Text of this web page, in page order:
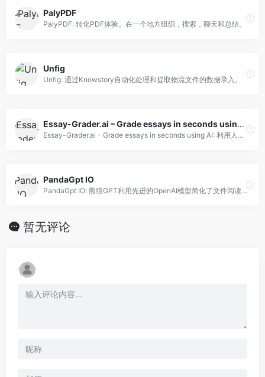
PalyPDF
PalyPDF: 转化PDF体验。在一个地方组织，搜索，聊天和总结。
Unfig
Unfig: 通过Knowstory自动化处理和提取物流文件的数据录入。
Essay-Grader.ai – Grade essays in seconds using AI
Essay-Grader.ai - Grade essays in seconds using AI: 利用人工智能简化打分过程
PandaGpt IO
PandaGpt IO: 熊猫GPT利用先进的OpenAI模型简化了文件阅读。
暂无评论